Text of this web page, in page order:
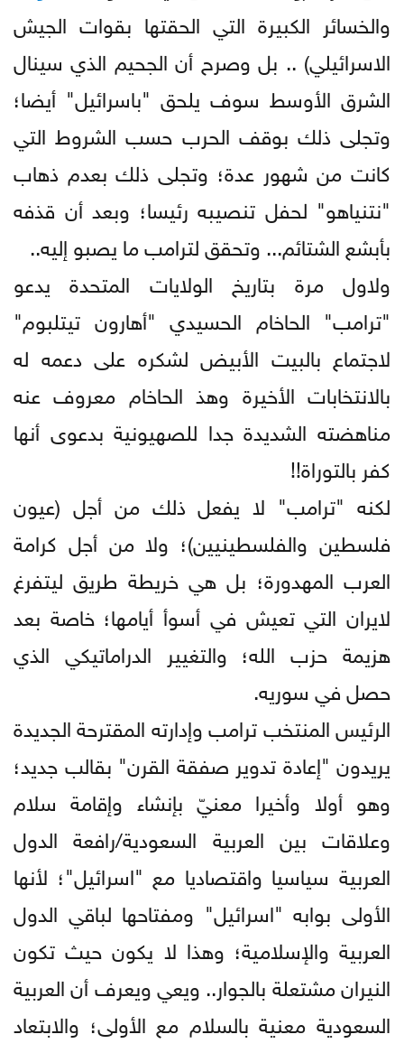
والخسائر الكبيرة التي الحقتها بقوات الجيش
الاسرائيلي) .. بل وصرح أن الجحيم الذي سينال
الشرق الأوسط سوف يلحق "باسرائيل" أيضا؛
وتجلى ذلك بوقف الحرب حسب الشروط التي
كانت من شهور عدة؛ وتجلى ذلك بعدم ذهاب
"نتنياهو" لحفل تنصيبه رئيسا؛ وبعد أن قذفه
بأبشع الشتائم... وتحقق لترامب ما يصبو إليه..
ولاول مرة بتاريخ الولايات المتحدة يدعو
"ترامب" الحاخام الحسيدي "أهارون تيتلبوم"
لاجتماع بالبيت الأبيض لشكره على دعمه له
بالانتخابات الأخيرة وهذ الحاخام معروف عنه
مناهضته الشديدة جدا للصهيونية بدعوى أنها
كفر بالتوراة!!
لكنه "ترامب" لا يفعل ذلك من أجل (عيون
فلسطين والفلسطينيين)؛ ولا من أجل كرامة
العرب المهدورة؛ بل هي خريطة طريق ليتفرغ
لايران التي تعيش في أسوأ أيامها؛ خاصة بعد
هزيمة حزب الله؛ والتغيير الدراماتيكي الذي
حصل في سوريه.
الرئيس المنتخب ترامب وإدارته المقترحة الجديدة
يريدون "إعادة تدوير صفقة القرن" بقالب جديد؛
وهو أولا وأخيرا معنيّ بإنشاء وإقامة سلام
وعلاقات بين العربية السعودية/رافعة الدول
العربية سياسيا واقتصاديا مع "اسرائيل"؛ لأنها
الأولى بوابه "اسرائيل" ومفتاحها لباقي الدول
العربية والإسلامية؛ وهذا لا يكون حيث تكون
النيران مشتعلة بالجوار.. ويعي ويعرف أن العربية
السعودية معنية بالسلام مع الأولى؛ والابتعاد